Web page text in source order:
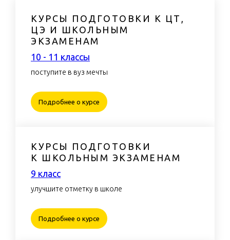
ЧЕРНАЯ ПЯТНИЦА
КУРСЫ ПОДГОТОВКИ К ЦТ,
ЦЭ И ШКОЛЬНЫМ
ЭКЗАМЕНАМ
10 - 11 классы
поступите в вуз мечты
Подробнее о курсе
КУРСЫ ПОДГОТОВКИ
К ШКОЛЬНЫМ ЭКЗАМЕНАМ
9 класс
улучшите отметку в школе
Подробнее о курсе